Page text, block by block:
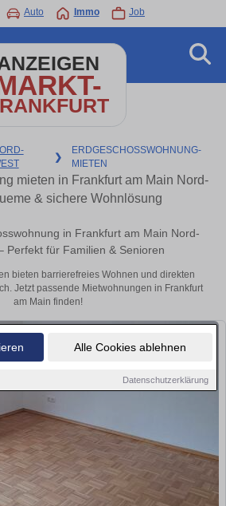
Alle Cookies ablehnen
Datenschutzerklärung
Auto Immo Job
❯
ERDGESCHOSSWOHNUNG-
MIETEN
mieten in Frankfurt am Main Nord-
& sichere Wohnlösung
in Frankfurt am Main Nord-
Perfekt für Familien & Senioren
bieten barrierefreies Wohnen und direkten
Jetzt passende Mietwohnungen in Frankfurt
am Main finden!